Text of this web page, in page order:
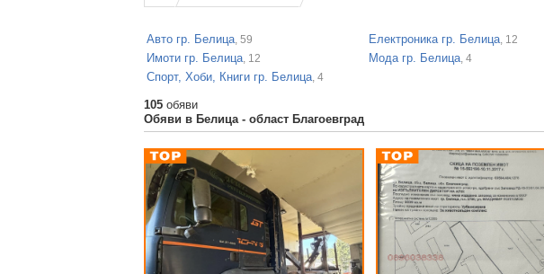
Авто гр. Белица, 59
Имоти гр. Белица, 12
Спорт, Хоби, Книги гр. Белица, 4
Електроника гр. Белица, 12
Мода гр. Белица, 4
105 обяви
Обяви в Белица - област Благоевград